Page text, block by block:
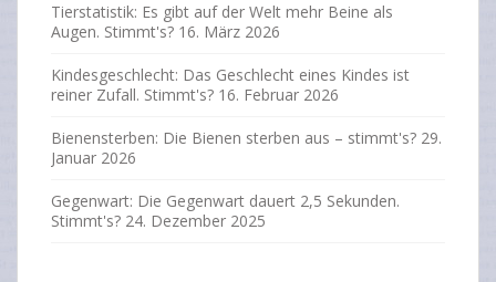
Tierstatistik: Es gibt auf der Welt mehr Beine als
Augen. Stimmt's? 16. März 2026
Kindesgeschlecht: Das Geschlecht eines Kindes ist
reiner Zufall. Stimmt's? 16. Februar 2026
Bienensterben: Die Bienen sterben aus – stimmt's? 29.
Januar 2026
Gegenwart: Die Gegenwart dauert 2,5 Sekunden.
Stimmt's? 24. Dezember 2025